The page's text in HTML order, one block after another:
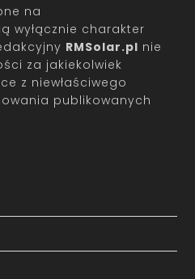
na
wyłącznie charakter
RMSolar.pl nie
za jakiekolwiek
z niewłaściwego
publikowanych